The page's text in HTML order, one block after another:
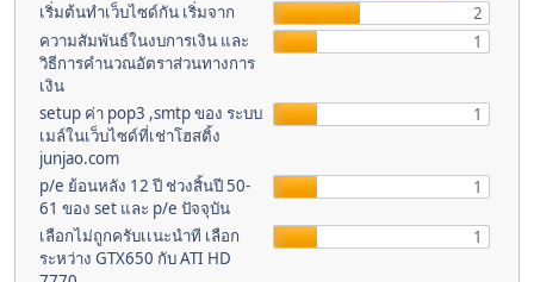
เริ่มต้นทำเว็บไซด์กัน เริ่มจาก
2
ความสัมพันธ์ในงบการเงิน และ
วิธีการคำนวณอัตราส่วนทางการ
เงิน
1
setup ค่า pop3 ,smtp ของ ระบบ
เมล์ในเว็บไซด์ที่เช่าโฮสติ้ง
junjao.com
1
p/e ย้อนหลัง 12 ปี ช่วงสิ้นปี 50-
61 ของ set และ p/e ปัจจุบัน
1
เลือกไม่ถูกครับเเนะนำที เลือก
ระหว่าง GTX650 กับ ATI HD
1